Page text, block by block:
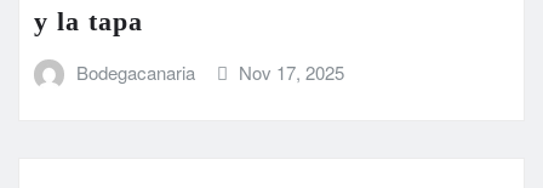
y la tapa
Bodegacanaria Nov 17, 2025